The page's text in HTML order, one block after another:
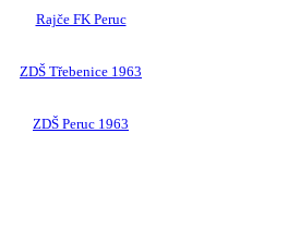
Rajče FK Peruc
ZDŠ Třebenice 1963
ZDŠ Peruc 1963